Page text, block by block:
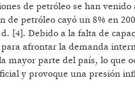
de petróleo se han venido
petróleo cayó un 8% en
[4]. Debido a la falta de
afrontar la demanda
mayor parte del país, lo que
y provoque una presión